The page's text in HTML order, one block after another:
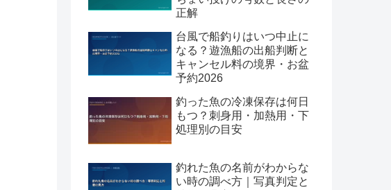
正解
台風で船釣りはいつ中止に
なる？遊漁船の出船判断と
キャンセル料の境界・お盆
予約2026
釣った魚の冷凍保存は何日
もつ？刺身用・加熱用・下
処理別の目安
釣れた魚の名前がわからな
い時の調べ方｜写真判定と